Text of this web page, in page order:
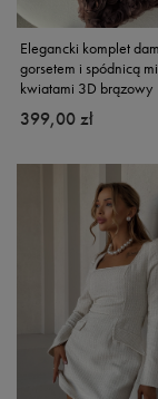
Elegancki komplet
gorsetem i spódnicą
kwiatami 3D brązowy
399,00 zł